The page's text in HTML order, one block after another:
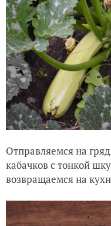
Отправляемся на
кабачков с тонкой
возвращаемся на